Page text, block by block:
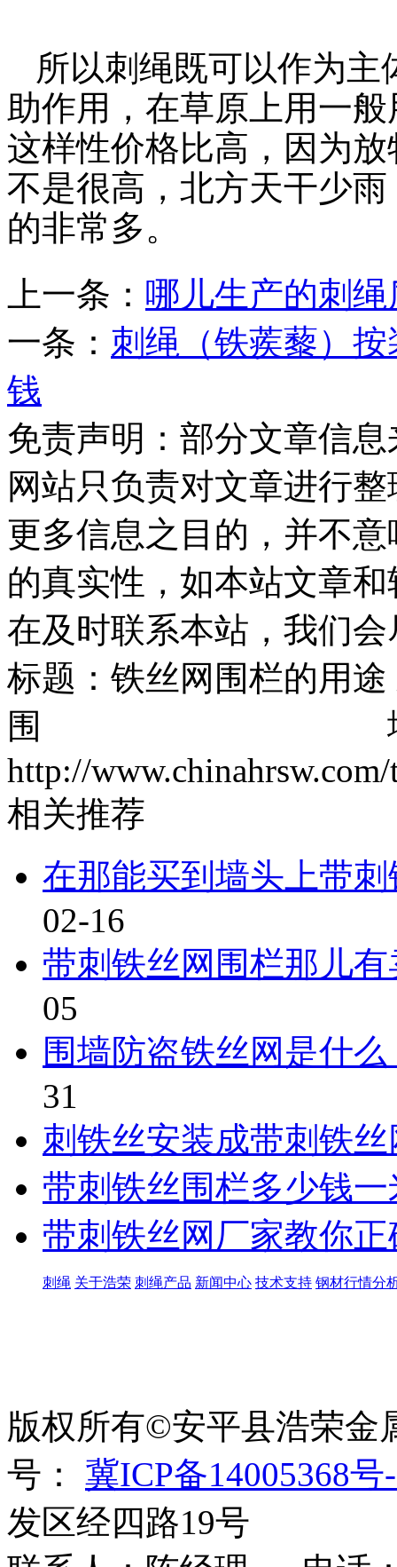
所以刺绳既可以作为
助作用，在草原上用一
这样性价格比高，因为
不是很高，北方天干少
的非常多。
上一条： 哪儿生产的刺
一条： 刺绳（铁蒺藜）
钱
免责声明：部分文章信
网站只负责对文章进行
更多信息之目的，并不
的真实性，如本站文章
在及时联系本站，我们
标题：铁丝网围栏的用
围 地址
http://
相关推荐
在那能买到墙头上带
02-16
带刺铁丝网围栏那儿
05
围墙防盗铁丝网是什
31
刺铁丝安装成带刺铁
带刺铁丝围栏多少钱
带刺铁丝网厂家教你
刺绳 关于浩荣 刺绳产品 新闻中心 技术支持 钢材行情分
版权所有©安平县浩荣
号： 冀ICP备14005368号
发区经四路19号